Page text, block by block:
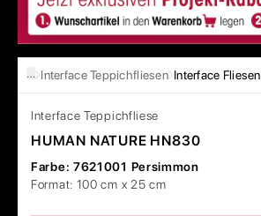
… Interface Teppichfliesen Interface Fliesen
Interface Teppichfliese
HUMAN NATURE HN830
Farbe: 7621001 Persimmon
Format: 100 cm x 25 cm